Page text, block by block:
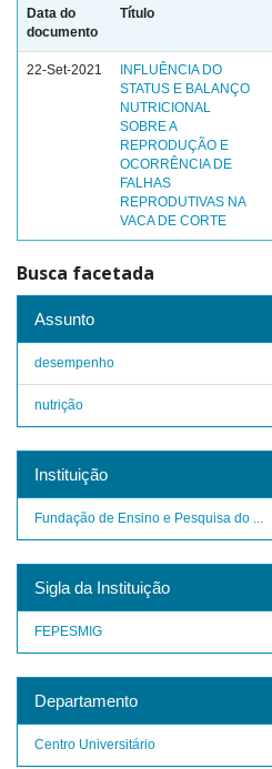
Data do
documento
Título
22-Set-2021
INFLUÊNCIA DO
STATUS E BALANÇO
NUTRICIONAL
SOBRE A
REPRODUÇÃO E
OCORRÊNCIA DE
FALHAS
REPRODUTIVAS NA
VACA DE CORTE
Busca facetada
Assunto
desempenho
nutrição
Instituição
Fundação de Ensino e Pesquisa do ...
Sigla da Instituição
FEPESMIG
Departamento
Centro Universitário